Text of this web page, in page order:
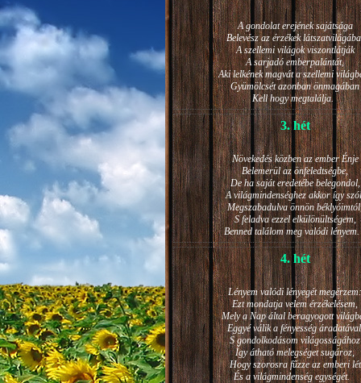
A gondolat erejének sajátsága
Belevész az érzékek
A szellemi világok viszontlátják
A sarjadó emberpalántát,
Aki lelkének magvát a szellemi
Gyümölcsét azonban önmagában
Kell hogy megtalálja.
3. hét
Növekedés közben az ember Énje
Belemerül az önfeledtségbe,
De ha saját eredetébe belegondol,
A világmindenséghez akkor így
Megszabadulva önnön
S feladva ezzel elkülönültségem,
Benned találom meg valódi
4. hét
Lényem valódi lényegét megérzem:
Ezt mondatja velem érzékelésem,
Mely a Nap által beragyogott
Eggyé válik a fényesség
S gondolkodásom világosságához
Így átható melegséget sugároz,
Hogy szorosra fűzze az emberi lét
És a világmindenség egységét.